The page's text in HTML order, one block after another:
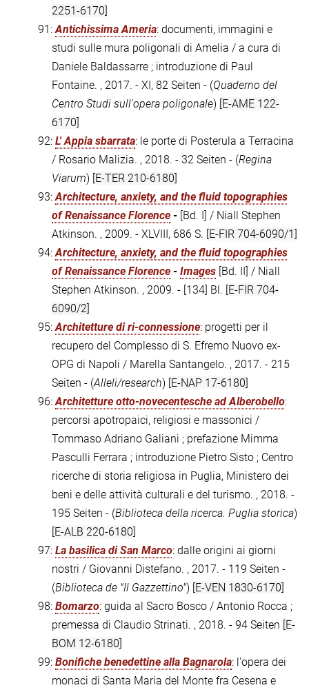
2251-6170]
91:Antichissima Ameria: documenti, immagini e
studi sulle mura poligonali di Amelia / a cura di
Daniele Baldassarre ; introduzione di Paul
Fontaine. , 2017. - XI, 82 Seiten - (Quaderno del
Centro Studi sull'opera poligonale) [E-AME 122-
6170]
92: L' Appia sbarrata: le porte di Posterula a Terracina
/ Rosario Malizia. , 2018. - 32 Seiten - (Regina
Viarum) [E-TER 210-6180]
93:Architecture, anxiety, and the fluid topographies
of Renaissance Florence - [Bd. I] / Niall Stephen
Atkinson. , 2009. - XLVIII, 686 S. [E-FIR 704-6090/1]
94:Architecture, anxiety, and the fluid topographies
of Renaissance Florence - Images [Bd. II] / Niall
Stephen Atkinson. , 2009. - [134] Bl. [E-FIR 704-
6090/2]
95:Architetture di ri-connessione: progetti per il
recupero del Complesso di S. Efremo Nuovo ex-
OPG di Napoli / Marella Santangelo. , 2017. - 215
Seiten - (Alleli/research) [E-NAP 17-6180]
96:Architetture otto-novecentesche ad Alberobello:
percorsi apotropaici, religiosi e massonici /
Tommaso Adriano Galiani ; prefazione Mimma
Pasculli Ferrara ; introduzione Pietro Sisto ; Centro
ricerche di storia religiosa in Puglia, Ministero dei
beni e delle attività culturali e del turismo. , 2018. -
195 Seiten - (Biblioteca della ricerca. Puglia storica)
[E-ALB 220-6180]
97: La basilica di San Marco: dalle origini ai giorni
nostri / Giovanni Distefano. , 2017. - 119 Seiten -
(Biblioteca de "Il Gazzettino") [E-VEN 1830-6170]
98: Bomarzo: guida al Sacro Bosco / Antonio Rocca ;
premessa di Claudio Strinati. , 2018. - 94 Seiten [E-
BOM 12-6180]
99: Bonifiche benedettine alla Bagnarola: l'opera dei
monaci di Santa Maria del Monte fra Cesena e